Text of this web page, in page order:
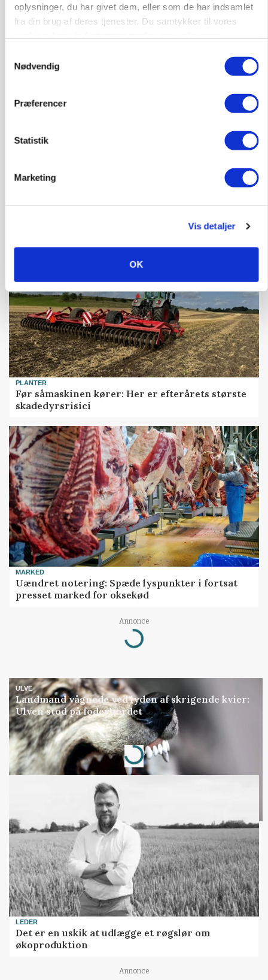
oplysninger, du har givet dem, eller som de har indsamlet
fra din brug af deres tjenester. Du samtykker til vores
Nødvendig
Præferencer
Statistik
Marketing
Vis detaljer
OK
Annonce
Loading...
KVÆG
PLANTER
Før såmaskinen kører: Her er efterårets største
skadedyrsrisici
MARKED
Uændret notering: Spæde lyspunkter i fortsat
presset marked for oksekød
Annonce
Loading...
ULVE
Landmand vågnede ved lyden af skrigende kvier:
Ulven stod på foderbordet
Annonce
Loading...
LEDER
Det er en uskik at udlægge et røgslør om
økoproduktion
Annonce